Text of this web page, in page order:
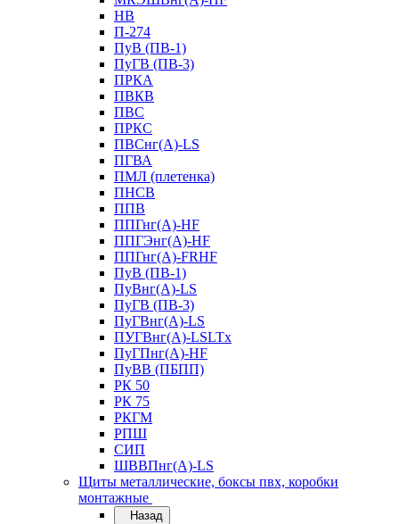
НВ
П-274
ПуВ (ПВ-1)
ПуГВ (ПВ-3)
ПРКА
ПВКВ
ПВС
ПРКС
ПВСнг(А)-LS
ПГВА
ПМЛ (плетенка)
ПНСВ
ППВ
ППГнг(А)-HF
ППГЭнг(А)-HF
ППГнг(А)-FRHF
ПуВ (ПВ-1)
ПуВнг(А)-LS
ПуГВ (ПВ-3)
ПуГВнг(А)-LS
ПУГВнг(А)-LSLTx
ПуГПнг(А)-HF
ПуВВ (ПБПП)
РК 50
РК 75
РКГМ
РПШ
СИП
ШВВПнг(А)-LS
Щиты металлические, боксы пвх, коробки
монтажные
Назад